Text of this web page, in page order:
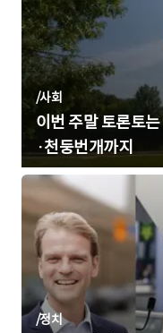
/사회
이번 주말 토론토
·천둥번개까지
/정치